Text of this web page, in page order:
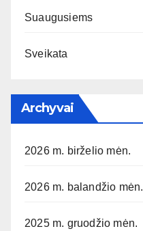
Suaugusiems
Sveikata
Archyvai
2026 m. birželio mėn.
2026 m. balandžio mėn.
2025 m. gruodžio mėn.